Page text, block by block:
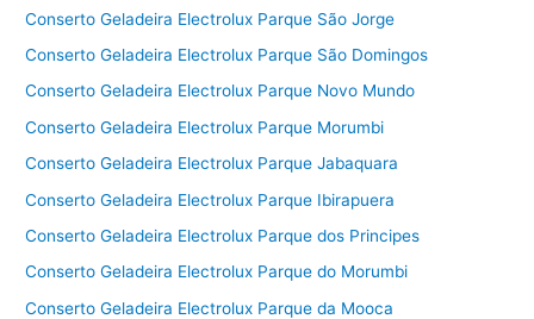
Conserto Geladeira Electrolux Parque São Jorge
Conserto Geladeira Electrolux Parque São Domingos
Conserto Geladeira Electrolux Parque Novo Mundo
Conserto Geladeira Electrolux Parque Morumbi
Conserto Geladeira Electrolux Parque Jabaquara
Conserto Geladeira Electrolux Parque Ibirapuera
Conserto Geladeira Electrolux Parque dos Principes
Conserto Geladeira Electrolux Parque do Morumbi
Conserto Geladeira Electrolux Parque da Mooca